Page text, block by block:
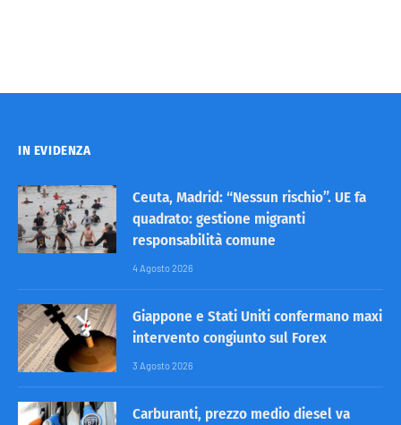
IN EVIDENZA
Ceuta, Madrid: “Nessun rischio”. UE fa
quadrato: gestione migranti
responsabilità comune
4 Agosto 2026
Giappone e Stati Uniti confermano maxi
intervento congiunto sul Forex
3 Agosto 2026
Carburanti, prezzo medio diesel va